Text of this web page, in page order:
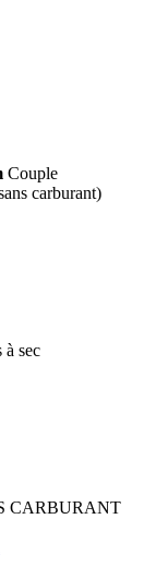
Couple
carburant)
à sec
CARBURANT